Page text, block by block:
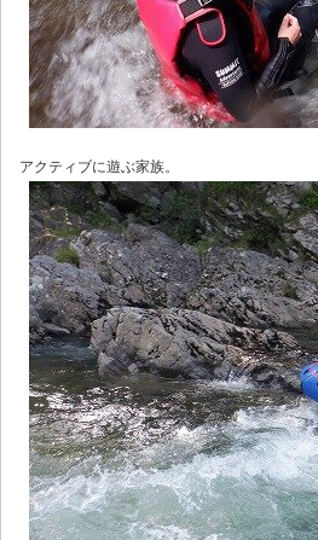
アクティブに遊ぶ家族。